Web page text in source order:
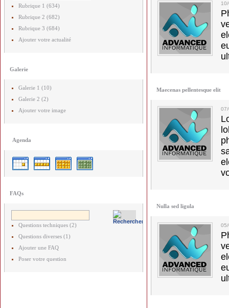
Rubrique 1 (634)
Rubrique 2 (682)
Rubrique 3 (684)
Ajouter votre actualité
Galerie
Galerie 1 (10)
Galerie 2 (2)
Ajouter votre image
Agenda
FAQs
Questions techniques (2)
Questions diverses (1)
Ajouter une FAQ
Poser votre question
Maecenas pellentesque elit
Nulla sed ligula